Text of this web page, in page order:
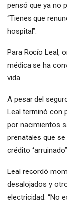
pensó que ya no
“Tienes que
hospital”.
Para Rocío Leal,
médica se ha
vida.
A pesar del
Leal terminó con
por nacimientos
prenatales que
crédito
Leal recordó
desalojados y
electricidad. “No